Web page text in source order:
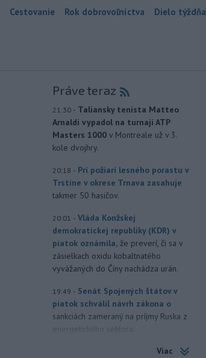
Cestovanie Rok dobrovoľníctva Dielo týždňa
Práve teraz
21:30 - Taliansky tenista Matteo
Arnaldi vypadol na turnaji ATP
Masters 1000 v Montreale už v 3.
kole dvojhry.
20:18 - Pri požiari lesného porastu v
Trstíne v okrese Trnava zasahuje
takmer 50 hasičov.
20:01 - Vláda Konžskej
demokratickej republiky (KDR) v
piatok oznámila, že preverí, či sa v
zásielkach oxidu kobaltnatého
vyvážaných do Číny nachádza urán.
19:49 - Senát Spojených štátov v
piatok schválil návrh zákona o
sankciách zameraný na príjmy Ruska z
energetického sektora.
Slovenská polícia prispela k
Viac